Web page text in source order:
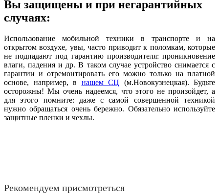
Вы защищены и при негарантийных
случаях:
Использование мобильной техники в транспорте и на
открытом воздухе, увы, часто приводит к поломкам, которые
не подпадают под гарантию производителя: проникновение
влаги, падения и др. В таком случае устройство снимается с
гарантии и отремонтировать его можно только на платной
основе, например, в нашем СЦ (м.Новокузнецкая). Будьте
осторожны! Мы очень надеемся, что этого не произойдет, а
для этого помните: даже с самой совершенной техникой
нужно обращаться очень бережно. Обязательно используйте
защитные пленки и чехлы.
Рекомендуем присмотреться